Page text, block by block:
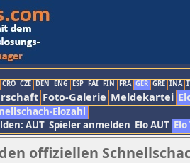
CRO CZE DEN ENG ESP FAI FIN FRA GER GRE INA
Foto-Galerie Meldekartei
Elozahl
AUT Spieler anmelden Elo AUT
offiziellen